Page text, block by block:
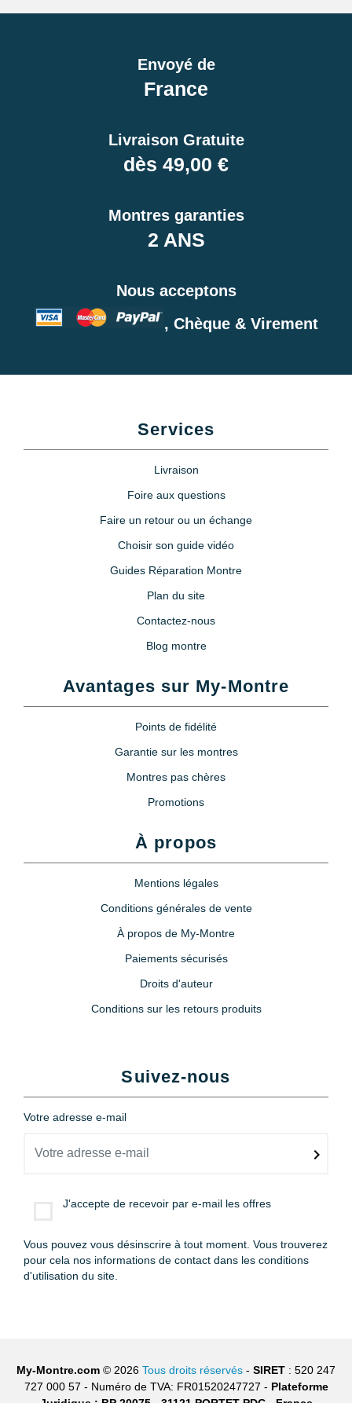
Envoyé de
France
Livraison Gratuite
dès 49,00 €
Montres garanties
2 ANS
Nous acceptons
, Chèque & Virement
Services
Livraison
Foire aux questions
Faire un retour ou un échange
Choisir son guide vidéo
Guides Réparation Montre
Plan du site
Contactez-nous
Blog montre
Avantages sur My-Montre
Points de fidélité
Garantie sur les montres
Montres pas chères
Promotions
À propos
Mentions légales
Conditions générales de vente
À propos de My-Montre
Paiements sécurisés
Droits d'auteur
Conditions sur les retours produits
Suivez-nous
Votre adresse e-mail
J'accepte de recevoir par e-mail les offres
Vous pouvez vous désinscrire à tout moment. Vous trouverez
pour cela nos informations de contact dans les conditions
d'utilisation du site.
My-Montre.com © 2026 Tous droits réservés - SIRET : 520 247
727 000 57 - Numéro de TVA: FR01520247727 - Plateforme